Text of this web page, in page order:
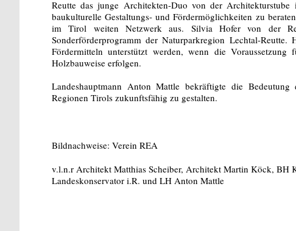
Reutte das junge Architekten-Duo von der
baukulturelle Gestaltungs- und Fördermöglichkeiten zu
im Tirol weiten Netzwerk aus. Silvia Hofer von der
Sonderförderprogramm der Naturparkregion Lechtal-
Fördermitteln unterstützt werden, wenn die
Holzbauweise erfolgen.
Landeshauptmann Anton Mattle bekräftigte die
Regionen Tirols zukunftsfähig zu gestalten.
Bildnachweise: Verein REA
v.l.n.r Architekt Matthias Scheiber, Architekt Martin Köck, BH
Landeskonservator i.R. und LH Anton Mattle